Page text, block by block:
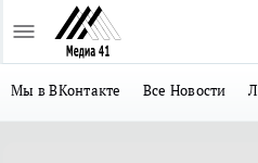
Мы в ВКонтакте Все Новости